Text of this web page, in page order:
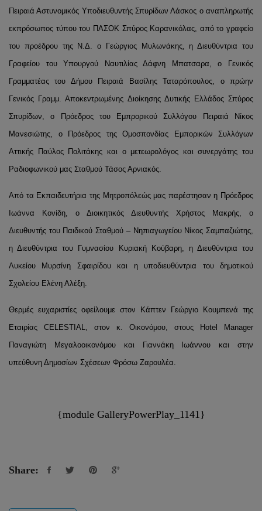
Πειραιά Αστυνομικός Υποδιευθυντής Σπυρίδων Λάσκος ο αναπληρωτής
εκπρόσωπος τύπου του ΠΑΣΟΚ Σπύρος Καρανικόλας, από το γραφείο
του προέδρου της Ν.Δ. ο Γεώργιος Μυλωνάκης, η Διευθύντρια του
Γραφείου του Υπουργού Ναυτιλίας Δάφνη Μπατσαρα, ο Γενικός
Γραμματέας του Δήμου Πειραιά Βασίλης Ταταρόπουλος, ο πρώην
Γενικός Γραμμ. Αποκεντρωμένης Διοίκησης Δυτικής Ελλάδος Σπύρος
Σπυρίδων, ο Πρόεδρος του Εμπρορικού Συλλόγου Πειραιά Νίκος
Μανεσιώτης, ο Πρόεδρος της Ομοσπονδίας Εμπορικών Συλλόγων
Αττικής Παύλος Πολιτάκης και ο μετεωρολόγος και συνεργάτης του
Ραδιοφωνικού μας Σταθμού Τάσος Αρνιακός.
Από τα Εκπαιδευτήρια της Μητροπόλεώς μας παρέστησαν η Πρόεδρος
Ιωάννα Κονίδη, ο Διοικητικός Διευθυντής Χρήστος Μακρής, ο
Διευθυντής του Παιδικού Σταθμού – Νηπιαγωγείου Νίκος Σαμπαζιώτης,
η Διευθύντρια του Γυμνασίου Κυριακή Κούβαρη, η Διευθύντρια του
Λυκείου Μυρσίνη Σφαιρίδου και η υποδιευθύντρια του δημοτικού
Σχολείου Ελένη Αλέξη.
Θερμές ευχαριστίες οφείλουμε στον Κάπτεν Γεώργιο Κουμπενά της
Εταιρίας CELESTIAL, στον κ. Οικονόμου, στους Hotel Manager
Παναγιώτη Μεγαλοοικονόμου και Γιαννάκη Ιωάννου και στην
υπεύθυνη Δημοσίων Σχέσεων Φρόσω Ζαρουλέα.
{module GalleryPowerPlay_1141}
Share: